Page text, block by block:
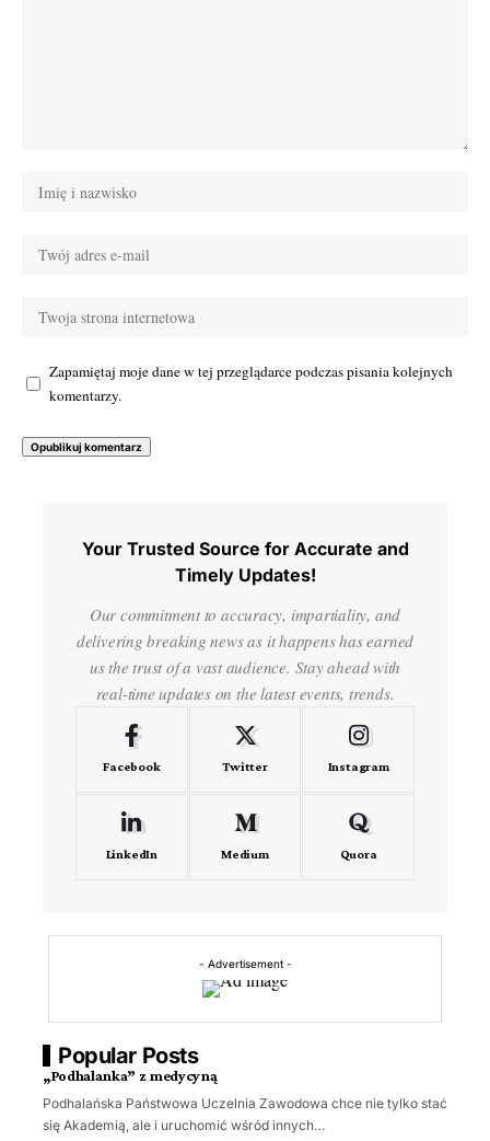
Zapamiętaj moje dane w tej przeglądarce podczas pisania kolejnych
komentarzy.
Your Trusted Source for Accurate and
Timely Updates!
Our commitment to accuracy, impartiality, and
delivering breaking news as it happens has earned
us the trust of a vast audience. Stay ahead with
real-time updates on the latest events, trends.
Facebook Twitter Instagram
LinkedIn Medium Quora
- Advertisement -
Popular Posts
„Podhalanka” z medycyną
Podhalańska Państwowa Uczelnia Zawodowa chce nie tylko stać
się Akademią, ale i uruchomić wśród innych…